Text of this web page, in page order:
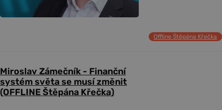
Offline Štěpána Křečka
Miroslav Zámečník - Finanční
systém světa se musí změnit
(OFFLINE Štěpána Křečka)